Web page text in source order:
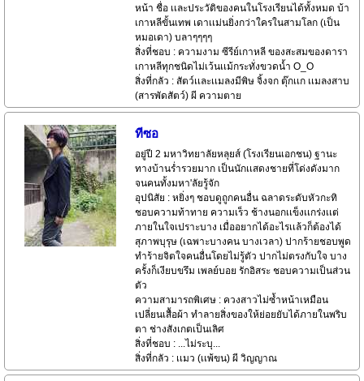
หน้า ชื่อ เเละประวัติของคนในโรงเรียนได้ทั้งหมด บ้า
เกาหลีขั้นเทพ เดาเเม่นยิ่งกว่าใครในสามโลก (เป็น
หมอเดา) บลาๆๆๆๆ
สิ่งที่ชอบ : ความงาม ซีรีย์เกาหลี ของสะสมของดารา
เกาหลีทุกชนิดไม่เว้นเเม้กระทั่งขวดน้ำ O_O
สิ่งที่กลัว : สัตว์เเละเเมลงมีพิษ จิ้งจก ตุ๊กเเก เเมลงสาบ
(สารพัดสัตว์) ผี ความตาย
ทีซอ
อยู่ปี 2 มหาวิทยาลัยหลุยส์ (โรงเรียนเอกชน) ฐานะ
ทางบ้านร่ำรวยมาก เป็นนักเเสดงชายที่โด่งดังมาก
จนคนทั้งมหา'ลัยรู้จัก
อุปนิสัย : หยิ่งๆ ชอบดูถูกคนอื่น ฉลาดระดับหัวกะทิ
ชอบความท้าทาย ความเร็ว ช้างนอกเเข็งเเกร่งเเต่
ภายในใจเปราะบาง เมื่ออยากได้อะไรเเล้วก็ต้องได้
สุภาพบุรุษ (เฉพาะบางคน บางเวลา) ปากร้ายชอบพูด
ทำร้ายจิตใจคนอื่นโดยไม่รู้ตัว ปากไม่ตรงกับใจ บาง
ครั้งก็เงียบขรึม เพลย์บอย รักอิสระ ชอบความเป็นส่วน
ตัว
ความสามารถพิเศษ : ควงสาวไม่ซ้ำหน้าเหมือน
เปลี่ยนเสื้อผ้า ทำลายสิ่งของให้ย่อยยับได้ภายในพริบ
ตา ช่างสังเกตเป็นเลิศ
สิ่งที่ชอบ : ...ไม่ระบุ...
สิ่งที่กลัว : เเมว (เเพ้ขน) ผี วิญญาณ